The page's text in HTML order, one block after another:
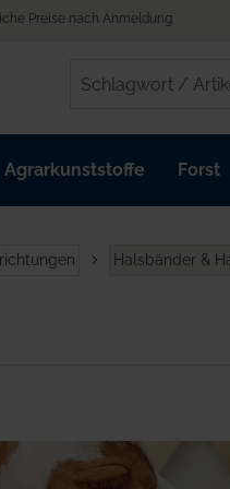
Preise nach Anmeldung
Agrarkunststoffe Forst
Halsbänder &